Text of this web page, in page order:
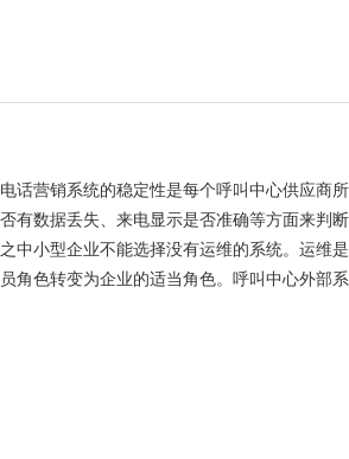
电话营销系统的稳定性是每个呼叫中心供应商
否有数据丢失、来电显示是否准确等方面来判
之中小型企业不能选择没有运维的系统。运维
员角色转变为企业的适当角色。呼叫中心外部